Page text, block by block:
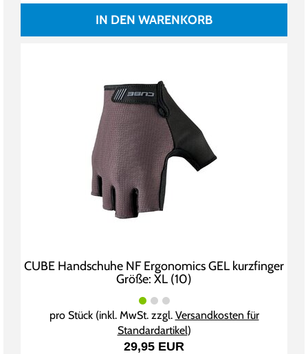
IN DEN WARENKORB
CUBE Handschuhe NF Ergonomics GEL kurzfinger
Größe: XL (10)
pro Stück (inkl. MwSt. zzgl. Versandkosten für
Standardartikel)
29,95 EUR